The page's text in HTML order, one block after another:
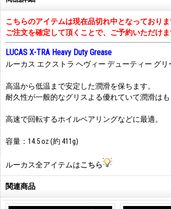
こちらのアイテムは現在品切れ中となっておりま
ご注文を確定して頂くことで、ご予約いただけま
LUCAS X-TRA Heavy Duty Grease
ルーカス エクストラ ヘヴィー デューティー グリ
高温から低温まで安定した潤滑を保ちます。
耐久性が一般的なグリスよる優れていて潤滑は
高速で回転するホイルベアリングなどに最適。
容量：14.5 oz (約 411g)
ルーカス全アイテムはこちら
関連商品